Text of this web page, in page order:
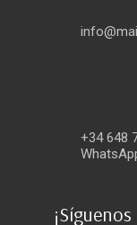
+34 648